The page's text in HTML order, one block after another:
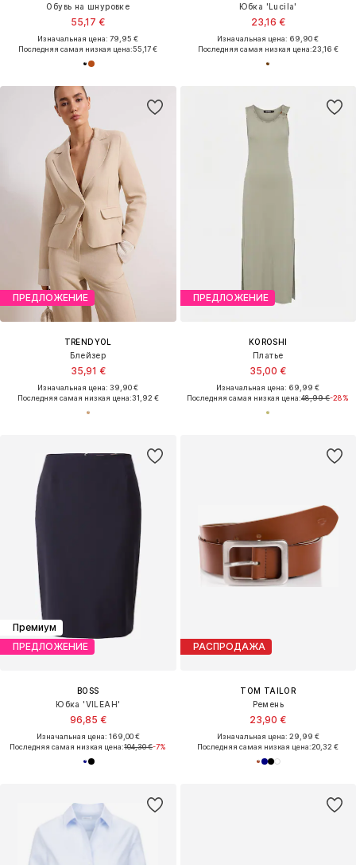
Обувь на шнуровке
55,17 €
Изначальная цена: 79,95 €
Последняя самая низкая цена:55,17 €
Юбка 'Lucila'
23,16 €
Изначальная цена: 69,90 €
Последняя самая низкая цена:23,16 €
ПРЕДЛОЖЕНИЕ
35,91 €
Изначальная цена: 39,90 €
Последняя самая низкая цена:
ОТКРОЙ ДЛЯ СЕБЯ ТРЕНДЫ И ЛУЧШИЕ БРЕНДЫ
Вдохновение - Бизнес
ПРЕДЛОЖЕНИЕ